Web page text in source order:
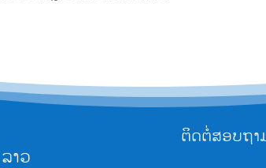
າວ
ຕິດຕໍ່ສອບຖາ